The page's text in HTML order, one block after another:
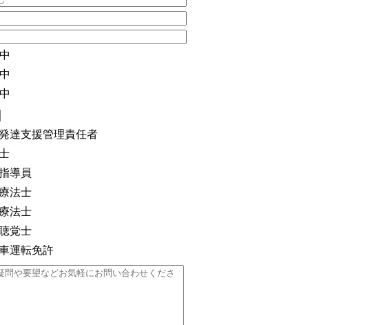
達支援管理責任者
導員
法士
法士
覚士
運転免許